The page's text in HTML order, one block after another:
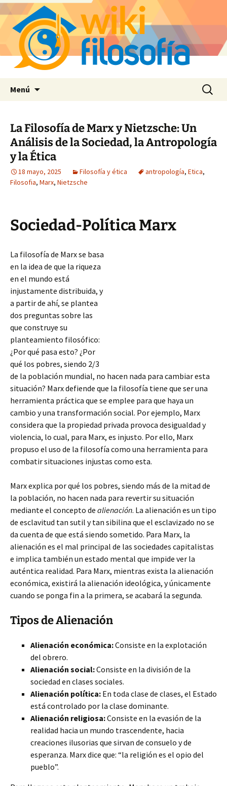
Menú Buscar:
La Filosofía de Marx y Nietzsche: Un
Análisis de la Sociedad, la Antropología
y la Ética
18 mayo, 2025 Filosofía y ética antropología, Etica,
Filosofia, Marx, Nietzsche
Sociedad-Política Marx
La filosofía de Marx se basa
en la idea de que la riqueza
en el mundo está
injustamente distribuida, y
a partir de ahí, se plantea
dos preguntas sobre las
que construye su
planteamiento filosófico:
¿Por qué pasa esto? ¿Por
qué los pobres, siendo 2/3
de la población mundial, no hacen nada para cambiar esta
situación? Marx defiende que la filosofía tiene que ser una
herramienta práctica que se emplee para que haya un
cambio y una transformación social. Por ejemplo, Marx
considera que la propiedad privada provoca desigualdad y
violencia, lo cual, para Marx, es injusto. Por ello, Marx
propuso el uso de la filosofía como una herramienta para
combatir situaciones injustas como esta.
Marx explica por qué los pobres, siendo más de la mitad de
la población, no hacen nada para revertir su situación
mediante el concepto de alienación. La alienación es un tipo
de esclavitud tan sutil y tan sibilina que el esclavizado no se
da cuenta de que está siendo sometido. Para Marx, la
alienación es el mal principal de las sociedades capitalistas
e implica también un estado mental que impide ver la
auténtica realidad. Para Marx, mientras exista la alienación
económica, existirá la alienación ideológica, y únicamente
cuando se ponga fin a la primera, se acabará la segunda.
Tipos de Alienación
Alienación económica:Consiste en la explotación
del obrero.
Alienación social:Consiste en la división de la
sociedad en clases sociales.
Alienación política: En toda clase de clases, el Estado
está controlado por la clase dominante.
Alienación religiosa:Consiste en la evasión de la
realidad hacia un mundo trascendente, hacia
creaciones ilusorias que sirvan de consuelo y de
esperanza. Marx dice que: “la religión es el opio del
pueblo”.